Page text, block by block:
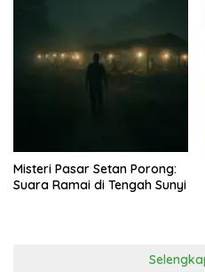
Misteri Pasar Setan Porong:
Suara Ramai di Tengah Sunyi